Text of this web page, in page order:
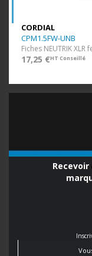
CORDIAL
CPM1.5FW-UNB
17,25 €HT Conseillé